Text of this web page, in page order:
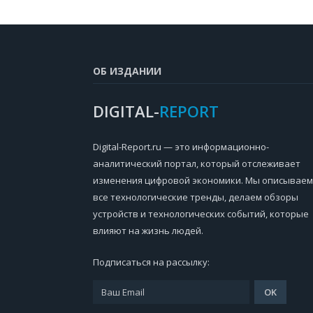
ОБ ИЗДАНИИ
DIGITAL-REPORT
Digital-Report.ru — это информационно-
аналитический портал, который отслеживает
изменения цифровой экономики. Мы описываем
все технологические тренды, делаем обзоры
устройств и технологических событий, которые
влияют на жизнь людей.
Подписаться на рассылку: